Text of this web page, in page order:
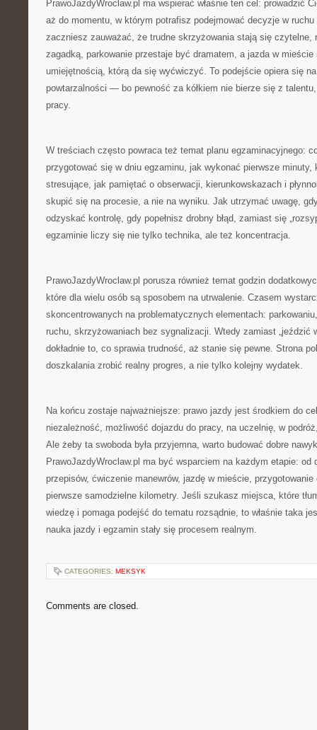
PrawoJazdyWroclaw.pl ma wspierać właśnie ten cel: prowadzić
aż do momentu, w którym potrafisz podejmować decyzje w
zaczniesz zauważać, że trudne skrzyżowania stają się czytelne,
zagadką, parkowanie przestaje być dramatem, a jazda w
umiejętnością, którą da się wyćwiczyć. To podejście opiera się
powtarzalności — bo pewność za kółkiem nie bierze się z
pracy.
W treściach często powraca też temat planu egzaminacyjnego:
przygotować się w dniu egzaminu, jak wykonać pierwsze minuty,
stresujące, jak pamiętać o obserwacji, kierunkowskazach i
skupić się na procesie, a nie na wyniku. Jak utrzymać uwagę,
odzyskać kontrolę, gdy popełnisz drobny błąd, zamiast się
egzaminie liczy się nie tylko technika, ale też koncentracja.
PrawoJazdyWroclaw.pl porusza również temat godzin
które dla wielu osób są sposobem na utrwalenie. Czasem
skoncentrowanych na problematycznych elementach:
ruchu, skrzyżowaniach bez sygnalizacji. Wtedy zamiast „jeździć
dokładnie to, co sprawia trudność, aż stanie się pewne. Strona
doszkalania zrobić realny progres, a nie tylko kolejny wydatek.
Na końcu zostaje najważniejsze: prawo jazdy jest środkiem do
niezależność, możliwość dojazdu do pracy, na uczelnię, w
Ale żeby ta swoboda była przyjemna, warto budować dobre
PrawoJazdyWroclaw.pl ma być wsparciem na każdym etapie:
przepisów, ćwiczenie manewrów, jazdę w mieście,
pierwsze samodzielne kilometry. Jeśli szukasz miejsca, które
wiedzę i pomaga podejść do tematu rozsądnie, to właśnie taka
nauka jazdy i egzamin stały się procesem realnym.
CATEGORIES: MEKSYK
Comments are closed.